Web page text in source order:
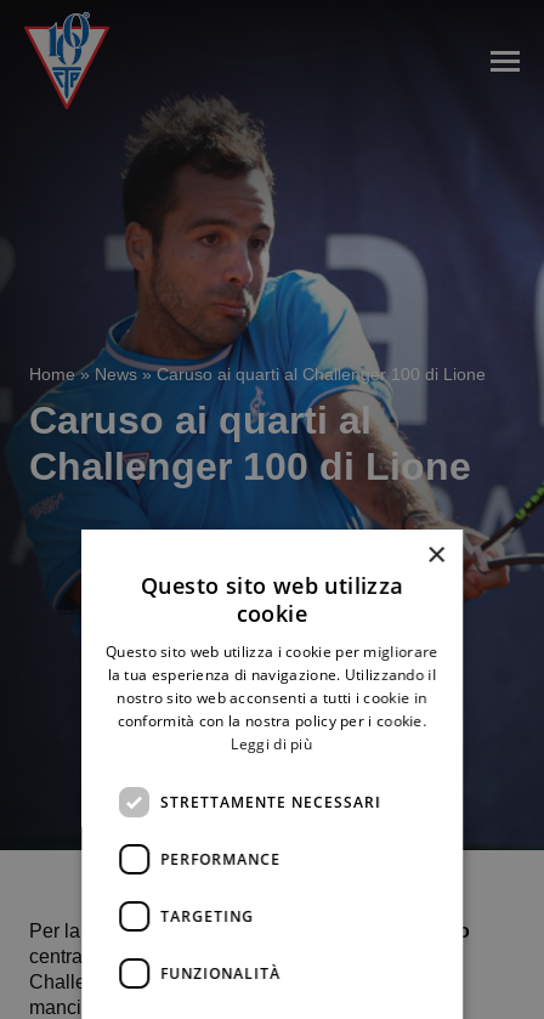
Home» News»Caruso ai quarti al Challenger 100 di Lione
Caruso ai quarti al
Challenger 100 di Lione
Per la seconda volta in stagione
Salvatore Caruso
centra l’approdo ai quarti di finale in una prova
Challenger. Nel match che lo vedeva opposto al
mancino francese Terence Atmane, Salvatore si è
×
Questo sito web utilizza
cookie
Questo sito web utilizza i cookie per migliorare
la tua esperienza di navigazione. Utilizzando il
nostro sito web acconsenti a tutti i cookie in
conformità con la nostra policy per i cookie.
Leggi di più
STRETTAMENTE NECESSARI
PERFORMANCE
TARGETING
FUNZIONALITÀ